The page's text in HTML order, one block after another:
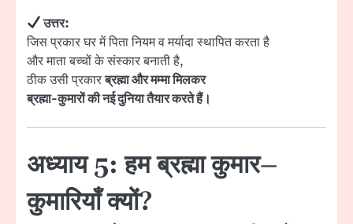
उत्तर:
जिस प्रकार घर में पिता नियम व मर्यादा स्थापित करता है
और माता बच्चों के संस्कार बनाती है,
ठीक उसी प्रकारब्रह्मा और मम्मा मिलकर
ब्रह्मा-कुमारों की नई दुनिया तैयार करते हैं।
अध्याय 5: हम ब्रह्मा कुमार–
कुमारियाँ क्यों?